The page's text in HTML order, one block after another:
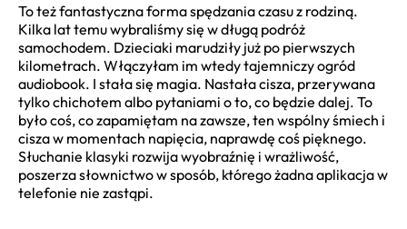
To też fantastyczna forma spędzania czasu z rodziną.
Kilka lat temu wybraliśmy się w długą podróż
samochodem. Dzieciaki marudziły już po pierwszych
kilometrach. Włączyłam im wtedy tajemniczy ogród
audiobook. I stała się magia. Nastała cisza, przerywana
tylko chichotem albo pytaniami o to, co będzie dalej. To
było coś, co zapamiętam na zawsze, ten wspólny śmiech i
cisza w momentach napięcia, naprawdę coś pięknego.
Słuchanie klasyki rozwija wyobraźnię i wrażliwość,
poszerza słownictwo w sposób, którego żadna aplikacja w
telefonie nie zastąpi.